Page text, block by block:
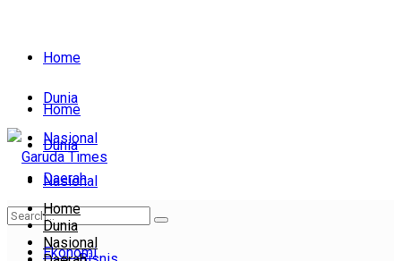
Home
Dunia
Nasional
Daerah
Ekonomi
Home
Dunia
Nasional
Daerah
Ekonomi
Home
Dunia
Nasional